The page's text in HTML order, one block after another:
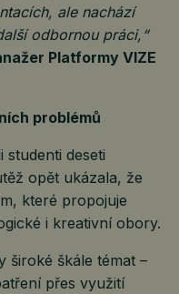
ale nachází
odbornou práci,“
Platformy VIZE
problémů
deseti
opět ukázala, že
které propojuje
i kreativní obory.
široké škále témat –
přes využití